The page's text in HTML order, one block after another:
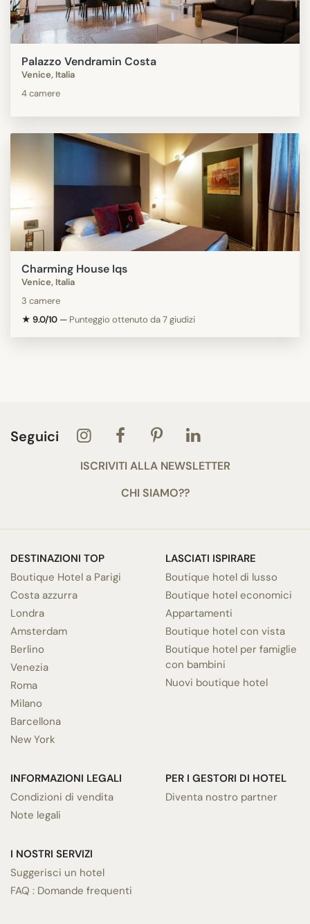
Palazzo Vendramin Costa
Venice, Italia
4 camere
Charming House Iqs
Venice, Italia
3 camere
★ 9.0/10 — Punteggio ottenuto da 7 giudizi
Seguici
ISCRIVITI ALLA NEWSLETTER
CHI SIAMO??
DESTINAZIONI TOP
Boutique Hotel a Parigi
Costa azzurra
Londra
Amsterdam
Berlino
Venezia
Roma
Milano
Barcellona
New York
LASCIATI ISPIRARE
Boutique hotel di lusso
Boutique hotel economici
Appartamenti
Boutique hotel con vista
Boutique hotel per famiglie
con bambini
Nuovi boutique hotel
INFORMAZIONI LEGALI
Condizioni di vendita
Note legali
I NOSTRI SERVIZI
Suggerisci un hotel
FAQ : Domande frequenti
PER I GESTORI DI HOTEL
Diventa nostro partner